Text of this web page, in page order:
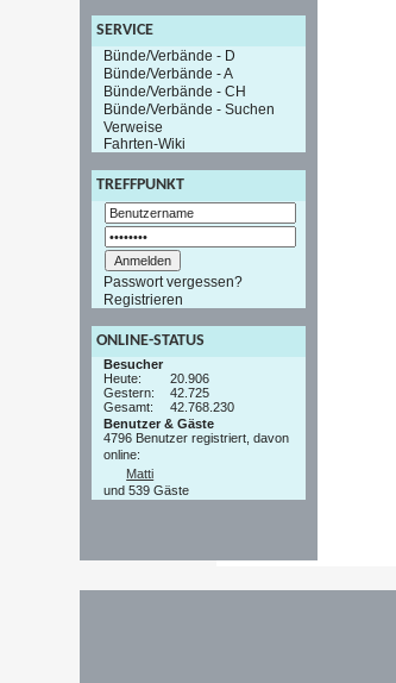
SERVICE
Bünde/Verbände - D
Bünde/Verbände - A
Bünde/Verbände - CH
Bünde/Verbände - Suchen
Verweise
Fahrten-Wiki
TREFFPUNKT
Passwort vergessen?
Registrieren
ONLINE-STATUS
Besucher
Heute:
20.906
Gestern:
42.725
Gesamt:
42.768.230
Benutzer & Gäste
4796 Benutzer registriert, davon
online:
Matti
und 539 Gäste